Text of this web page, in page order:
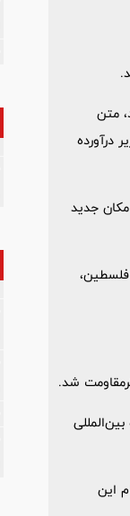
متن
درآورده
جدید
در خیابان فلسطین،
شد.
این